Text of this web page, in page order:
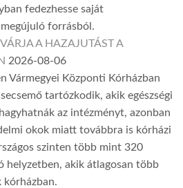
fedezhesse saját
forrásból.
A HAZAJUTÁST A
2026-08-06
Vármegyei Központi Kórházban
tartózkodik, akik egészségi
az intézményt, azonban
okok miatt továbbra is kórházi
szinten több mint 320
helyzetben, akik átlagosan több